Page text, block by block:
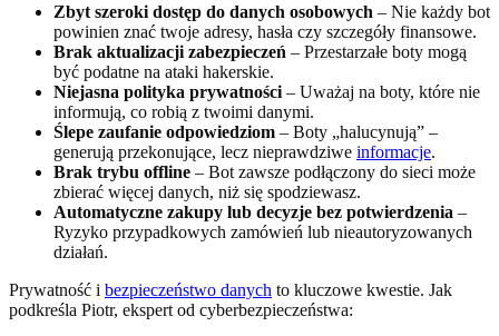
Zbyt szeroki dostęp do danych osobowych – Nie każdy bot
powinien znać twoje adresy, hasła czy szczegóły finansowe.
Brak aktualizacji zabezpieczeń – Przestarzałe boty mogą
być podatne na ataki hakerskie.
Niejasna polityka prywatności – Uważaj na boty, które nie
informują, co robią z twoimi danymi.
Ślepe zaufanie odpowiedziom – Boty „halucynują” –
generują przekonujące, lecz nieprawdziwe informacje.
Brak trybu offline – Bot zawsze podłączony do sieci może
zbierać więcej danych, niż się spodziewasz.
Automatyczne zakupy lub decyzje bez potwierdzenia –
Ryzyko przypadkowych zamówień lub nieautoryzowanych
działań.
Prywatność i bezpieczeństwo danych to kluczowe kwestie. Jak
podkreśla Piotr, ekspert od cyberbezpieczeństwa: